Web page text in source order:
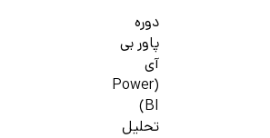
دوره
پاور بی
آی
(Power
BI)
تحلیل